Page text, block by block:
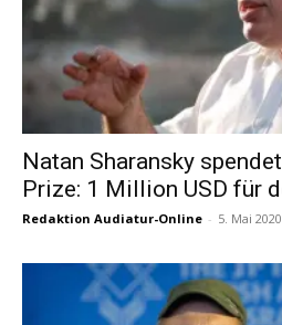
Natan Sharansky
Prize: 1 Million USD für
Redaktion Audiatur-Online - 5. Mai 2020